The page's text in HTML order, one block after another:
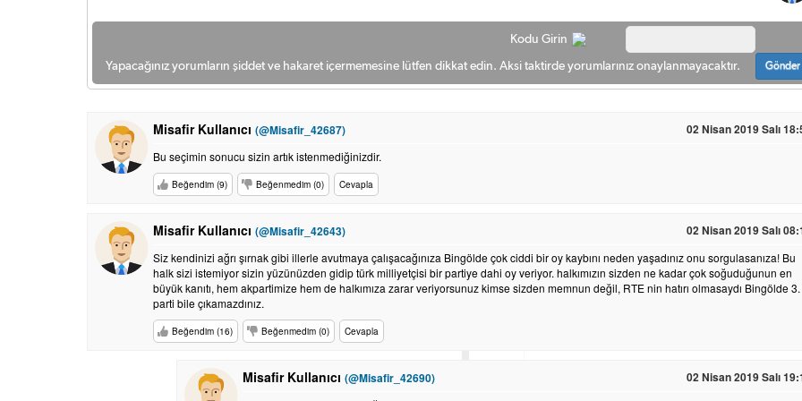
Kodu Girin
Yapacağınız yorumların şiddet ve hakaret içermemesine lütfen dikkat edin. Aksi taktirde yorumlarınız onaylanmayacaktır. Gönder
Misafir Kullanıcı (@Misafir_42687) 02 Nisan 2019 Salı
Bu seçimin sonucu sizin artık istenmediğinizdir.
Beğendim (9) Beğenmedim (0) Cevapla
Misafir Kullanıcı (@Misafir_42643) 02 Nisan 2019 Salı
Siz kendinizi ağrı şırnak gibi illerle avutmaya çalışacağınıza Bingölde çok ciddi bir oy kaybını neden yaşadınız onu sorgulasanıza! Bu
halk sizi istemiyor sizin yüzünüzden gidip türk milliyetçisi bir partiye dahi oy veriyor. halkımızın sizden ne kadar çok soğuduğunun en
büyük kanıtı, hem akpartimize hem de halkımıza zarar veriyorsunuz kimse sizden memnun değil, RTE nin hatırı olmasaydı Bingölde 3.
parti bile çıkamazdınız.
Beğendim (16) Beğenmedim (0) Cevapla
Misafir Kullanıcı (@Misafir_42690)
02 Nisan 2019 Salı